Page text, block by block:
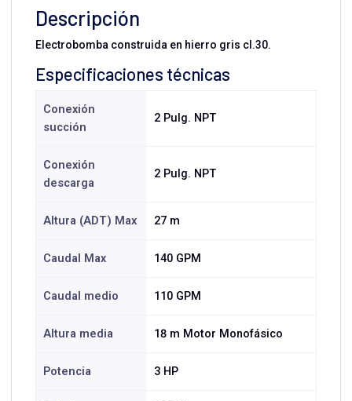
Descripción
Electrobomba construida en hierro gris cl.30.
Especificaciones técnicas
Conexión
succión
2 Pulg. NPT
Conexión
descarga
2 Pulg. NPT
Altura (ADT) Max 27 m
Caudal Max 140 GPM
Caudal medio 110 GPM
Altura media 18 m Motor Monofásico
Potencia 3 HP